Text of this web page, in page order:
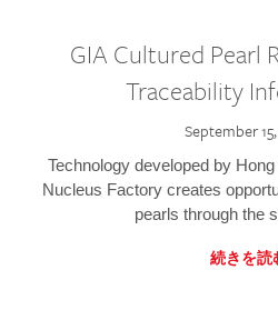
GIA Cultured Pearl
Traceability
September
Technology developed by
Nucleus Factory creates
pearls through the
続きを読